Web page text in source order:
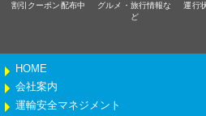
割引クーポン配布中
グルメ・旅行情報な
ど
運行
HOME
会社案内
運輸安全マネジメント